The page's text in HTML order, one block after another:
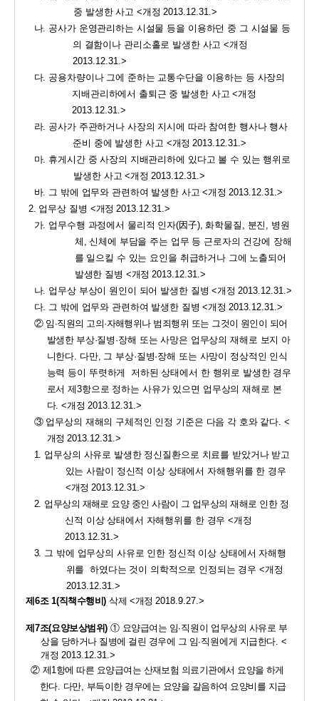
중 발생한 사고 <개정 2013.12.31.>
나. 공사가 운영관리하는 시설물 등을 이용하던 중 그 시설물 등
의 결함이나 관리소홀로 발생한 사고 <
2013.12.31.>
다. 공용차량이나 그에 준하는 교통수단을 이용하는 등 사장의
지배관리하에서 출퇴근 중 발생한 사고 <
2013.12.31.>
라. 공사가 주관하거나 사장의 지시에 따라 참여한 행사나 행사
준비 중에 발생한 사고 <개정 2013.12.31.>
마. 휴게시간 중 사장의 지배관리하에 있다고 볼 수 있는 행위로
발생한 사고 <개정 2013.12.31.>
바. 그 밖에 업무와 관련하여 발생한 사고 <개정 2013.12.31.>
2. 업무상 질병 <개정 2013.12.31.>
가. 업무수행 과정에서 물리적 인자(因子), 화학물질 , 분진 , 병원
체 , 신체에 부담을 주는 업무 등 근로자의 건강에 장해
를 일으킬 수 있는 요인을 취급하거나 그에 노출되어
발생한 질병 <개정 2013.12.31.>
나. 업무상 부상이 원인이 되어 발생한 질병 <개정 2013.12.31.>
다. 그 밖에 업무와 관련하여 발생한 질병 <개정 2013.12.31.>
② 임 ·직원의 고의·자해행위나 범죄행위 또는 그것이 원인이 되어
발생한 부상·질병 ·장해 또는 사망은 업무상의 재해로 보지 아
니한다. 다만, 그 부상·질병·장해 또는 사망이 정상적인 인식
능력 등이 뚜렷하게  저하된 상태에서 한 행위로 발생한 경우
로서 제3항으로 정하는 사유가 있으면 업무상의 재해로 본
다. <개정 2013.12.31.>
③ 업무상의 재해의 구체적인 인정 기준은 다음 각 호와 같다. <
개정 2013.12.31.>
1. 업무상의 사유로 발생한 정신질환으로 치료를 받았거나 받고
<개정 2013.12.31.>
2. 업무상의 재해로 요양 중인 사람이 그 업무상의 재해로 인한 정
신 적 이상 상태에서 자해행위를 한 경우 <
2013.12.31.>
3. 그 밖에 업무상의 사유로 인한 정신적 이상 상태에서 자해행
위를  하였다는 것이 의학적으로 인정되는 경우 <
2013.12.31.>
제 6조 1(직책수행비 ) 삭제 <개정 2018.9.27.>
제 7조(요양보상범위) ① 요양급여는 임·직원이 업무상의 사유로 부
상을 당하거나 질병에 걸린 경우에 그 임·직원에게 지급한다. <
개정 2013.12.31.>
② 제1항에 따른 요양급여는 산재보험 의료기관에서 요양을 하게
한다. 다만, 부득이한 경우에는 요양을 갈음하여 요양비를 지급